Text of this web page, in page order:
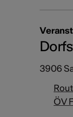
3906
ÖV